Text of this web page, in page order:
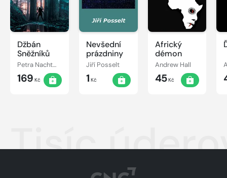
Džbán
Sněžníků
Petra Nachtmanová
169 Kč
Nevšední
prázdniny
Jiří Posselt
1 Kč
Africký
démon
Andrew Hall
45Kč
Tisíc